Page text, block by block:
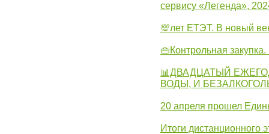
сервису «Легенда»,
💯лет ЕТЭТ. В новый
👜Контрольная
📊ДВАДЦАТЫЙ
ВОДЫ, И
20 апреля прошел
Итоги дистанционного